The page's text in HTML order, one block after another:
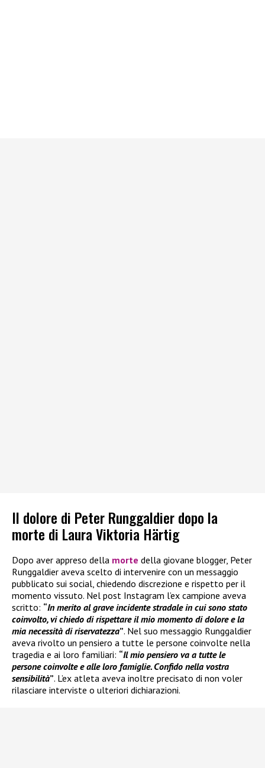
Il dolore di Peter Runggaldier dopo la
morte di Laura Viktoria Härtig
Dopo aver appreso della morte della giovane blogger, Peter
Runggaldier aveva scelto di intervenire con un messaggio
pubblicato sui social, chiedendo discrezione e rispetto per il
momento vissuto. Nel post Instagram l’ex campione aveva
scritto: “In merito al grave incidente stradale in cui sono stato
coinvolto, vi chiedo di rispettare il mio momento di dolore e la
mia necessità di riservatezza”. Nel suo messaggio Runggaldier
aveva rivolto un pensiero a tutte le persone coinvolte nella
tragedia e ai loro familiari: “Il mio pensiero va a tutte le
persone coinvolte e alle loro famiglie. Confido nella vostra
sensibilità”. L’ex atleta aveva inoltre precisato di non voler
rilasciare interviste o ulteriori dichiarazioni.